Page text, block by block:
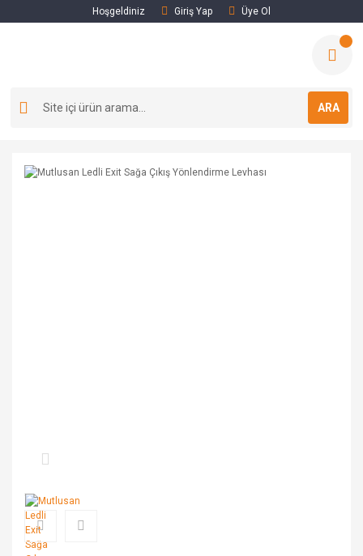
Hoşgeldiniz Giriş Yap Üye Ol
ARA